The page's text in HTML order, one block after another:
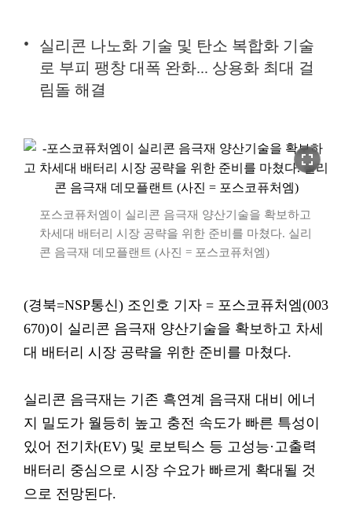
실리콘 나노화 기술 및 탄소 복합화 기술
로 부피 팽창 대폭 완화... 상용화 최대 걸
림돌 해결
fullscreen
포스코퓨처엠이 실리콘 음극재 양산기술을 확보하고
차세대 배터리 시장 공략을 위한 준비를 마쳤다. 실리
콘 음극재 데모플랜트 (사진 = 포스코퓨처엠)
(경북=NSP통신) 조인호 기자 = 포스코퓨처엠(003
670)이 실리콘 음극재 양산기술을 확보하고 차세
대 배터리 시장 공략을 위한 준비를 마쳤다.
실리콘 음극재는 기존 흑연계 음극재 대비 에너
지 밀도가 월등히 높고 충전 속도가 빠른 특성이
있어 전기차(EV) 및 로보틱스 등 고성능·고출력
배터리 중심으로 시장 수요가 빠르게 확대될 것
으로 전망된다.